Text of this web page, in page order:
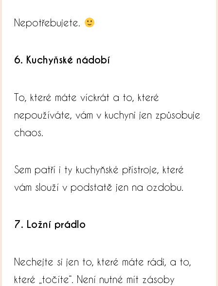
Nepotřebujete.
6. Kuchyňské nádobí
To, které máte víckrát a to, které
nepoužíváte, vám v kuchyni jen způsobuje
chaos.
Sem patří i ty kuchyňské přístroje, které
vám slouží v podstatě jen na ozdobu.
7. Ložní prádlo
Nechejte si jen to, které máte rádi, a to,
které „točíte“. Není nutné mít zásoby